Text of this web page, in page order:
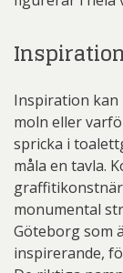
Inspiration kan
moln eller
spricka i
måla en tavla.
monumental
Göteborg som
inspirerande,